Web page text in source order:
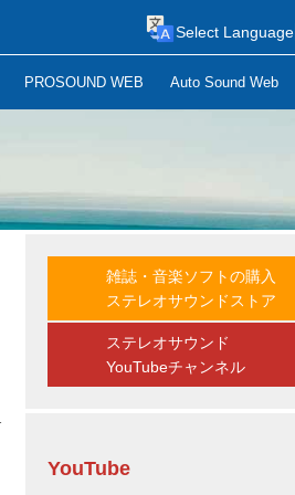
PROSOUND WEB Auto Sound Web
Select Language
雑誌・音楽ソフトの購入
ステレオサウンドストア
ステレオサウンド
YouTubeチャンネル
YouTube